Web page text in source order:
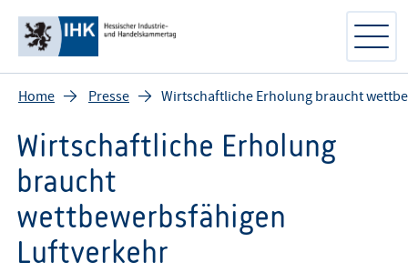
Home Presse Wirtschaftliche Erholung braucht
Wirtschaftliche Erholung
braucht
wettbewerbsfähigen
Luftverkehr